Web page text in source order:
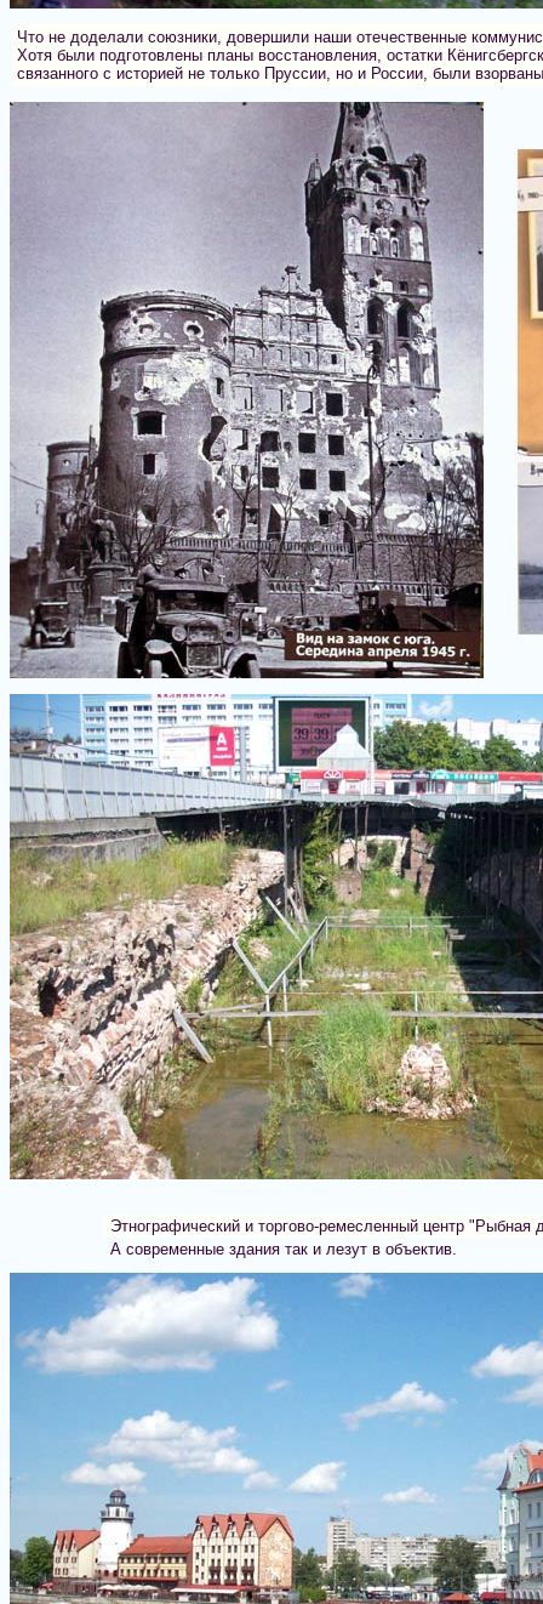
Что не доделали союзники, довершили наши отечественные
Хотя были подготовлены планы восстановления, остатки
связанного с историей не только Пруссии, но и России, были
Этнографический и торгово-ремесленный центр "Рыбная
А современные здания так и лезут в объектив.